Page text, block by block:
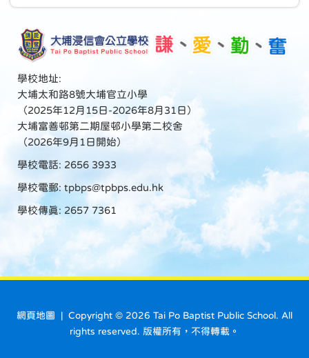
學校地址:
大埔太和路8號大埔官立小學
（2025年12月15日-2026年8月31日）
大埔富善邨第二期屋邨小學第二校舍
（2026年9月1日開始）
學校電話: 2656 3933
學校電郵: tpbps@tpbps.edu.hk
學校傳真: 2657 7361
網頁地圖 | Copyright © 2026 Tai Po Baptist Public School. All
rights reserved. 版權所有，不得轉載。